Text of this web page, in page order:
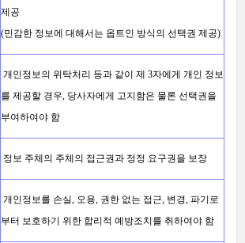
제공
(민감한 정보에 대해서는 옵트인 방식의 선택권 제공)
개인정보의 위탁처리 등과 같이 제 3자에게 개인 정보
를 제공할 경우, 당사자에게 고지함은 물론 선택권을
부여하여야 함
정보 주체의 주체의 접근권과 정정 요구권을 보장
개인정보를 손실, 오용, 권한 없는 접근, 변경, 파기로
부터 보호하기 위한 합리적 예방조치를 취하여야 함